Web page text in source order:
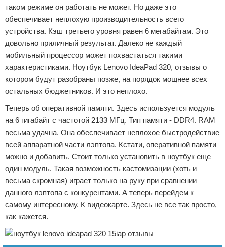
таком режиме он работать не может. Но даже это
обеспечивает неплохую производительность всего
устройства. Кэш третьего уровня равен 6 мегабайтам. Это
довольно приличный результат. Далеко не каждый
мобильный процессор может похвастаться такими
характеристиками. Ноутбук Lenovo IdeaPad 320, отзывы о
котором будут разобраны позже, на порядок мощнее всех
остальных бюджетников. И это неплохо.
Теперь об оперативной памяти. Здесь используется модуль
на 6 гигабайт с частотой 2133 МГц. Тип памяти - DDR4. RAM
весьма удачна. Она обеспечивает неплохое быстродействие
всей аппаратной части лэптопа. Кстати, оперативной памяти
можно и добавить. Стоит только установить в ноутбук еще
один модуль. Такая возможность кастомизации (хоть и
весьма скромная) играет только на руку при сравнении
данного лэптопа с конкурентами. А теперь перейдем к
самому интересному. К видеокарте. Здесь не все так просто,
как кажется.